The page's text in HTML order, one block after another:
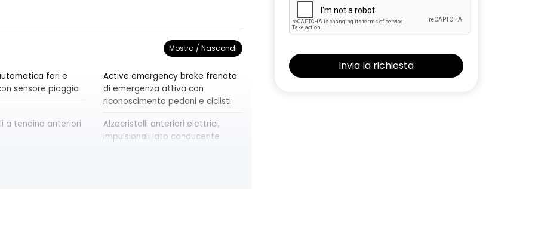
Mostra / Nascondi
fari e
sensore pioggia
Active emergency brake frenata
di emergenza attiva con
riconoscimento pedoni e ciclisti
a tendina anteriori
Alzacristalli anteriori elettrici,
impulsionali lato conducente